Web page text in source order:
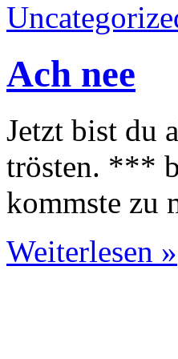
Ach nee
Jetzt bist du
trösten. ***
kommste zu
Weiterlesen »